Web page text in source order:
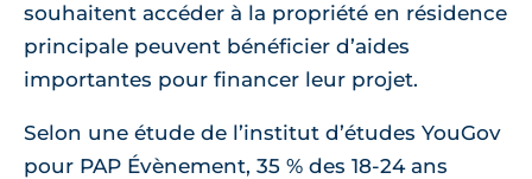
souhaitent accéder à la propriété en résidence
principale peuvent bénéficier d’aides
importantes pour financer leur projet.
Selon une étude de l’institut d’études YouGov
pour PAP Évènement, 35 % des 18-24 ans